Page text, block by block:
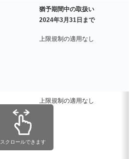
猶予期間中の取扱い
2024年3月31日まで
上限規制の適用なし
上限規制の適用なし
スクロールできます